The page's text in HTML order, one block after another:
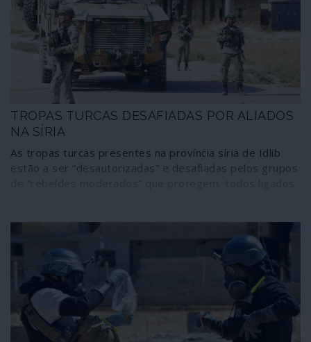
TROPAS TURCAS DESAFIADAS POR ALIADOS
NA SÍRIA
As tropas turcas presentes na província síria de Idlib
estão a ser “desautorizadas” e desafiadas pelos grupos